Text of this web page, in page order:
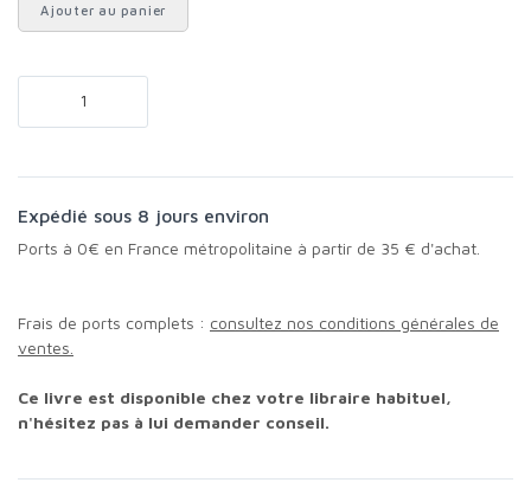
Ajouter au panier
Expédié sous 8 jours environ
Ports à 0€ en France métropolitaine à partir de 35 € d'achat.
Frais de ports complets : consultez nos conditions générales de
ventes.
Ce livre est disponible chez votre libraire habituel,
n'hésitez pas à lui demander conseil.